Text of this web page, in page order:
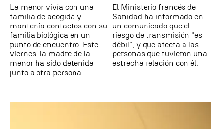
La menor vivía con una
familia de acogida y
mantenía contactos con su
familia biológica en un
punto de encuentro. Este
viernes, la madre de la
menor ha sido detenida
junto a otra persona.
El Ministerio francés de
Sanidad ha informado en
un comunicado que el
riesgo de transmisión "es
débil", y que afecta a las
personas que tuvieron una
estrecha relación con él.